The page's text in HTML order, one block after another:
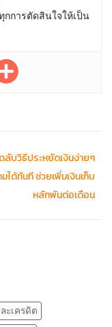
กการตัดสินใจให้เป็น
ลับวิธีประหยัดเงินง่ายๆ
มได้ทันที ช่วยเพิ่มเงินเก็บ
หลักพันต่อเดือน
ะเครดิต